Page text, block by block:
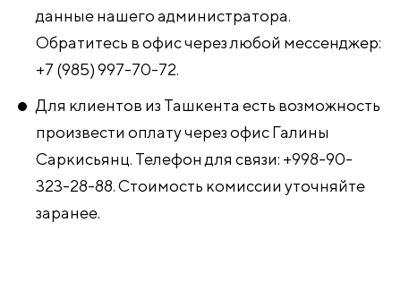
данные нашего администратора.
Обратитесь в офис через любой мессенджер:
+7 (985) 997-70-72.
Для клиентов из Ташкента есть возможность
произвести оплату через офис Галины
Саркисьянц. Телефон для связи: +998-90-
323-28-88. Стоимость комиссии уточняйте
заранее.